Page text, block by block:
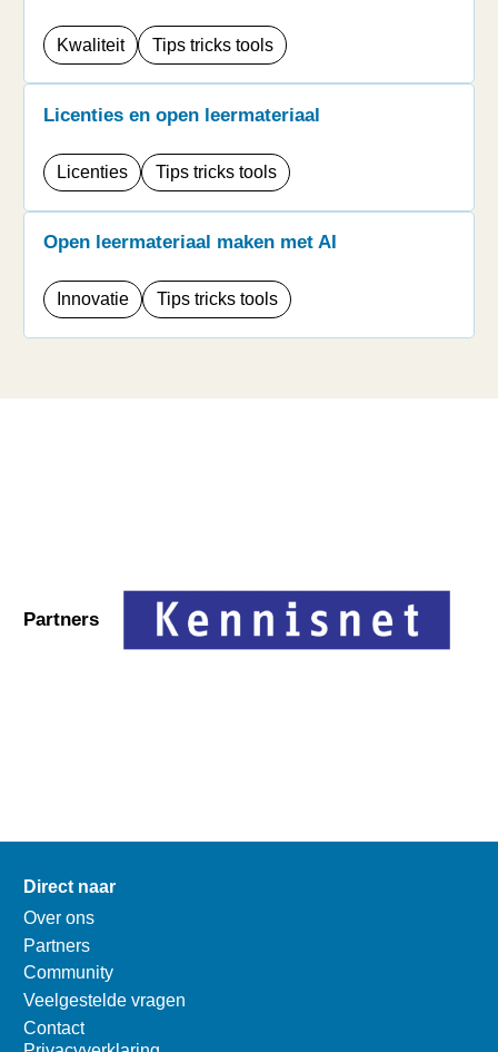
Kwaliteit Tips tricks tools
Licenties en open leermateriaal
Licenties Tips tricks tools
Open leermateriaal maken met AI
Innovatie Tips tricks tools
Partners
Direct naar
Over ons
Partners
Community
Veelgestelde vragen
Contact